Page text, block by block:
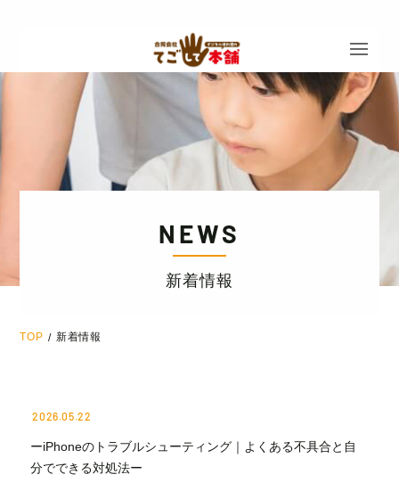
NEWS
新着情報
TOP / 新着情報
2026.05.22
ーiPhoneのトラブルシューティング｜よくある不具合と自
分でできる対処法ー